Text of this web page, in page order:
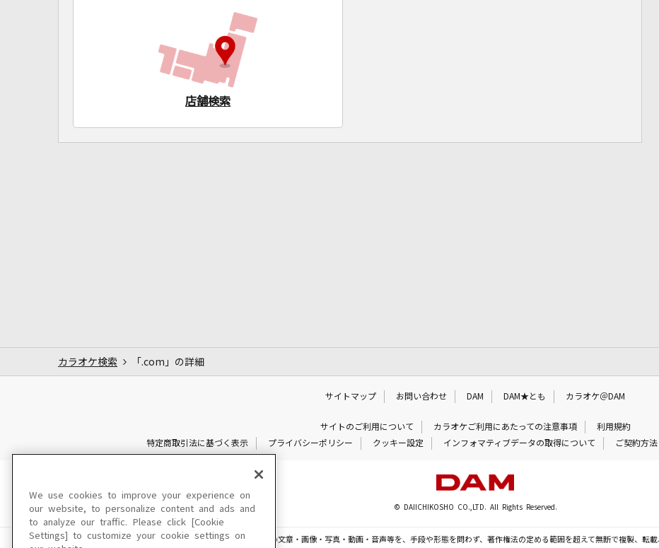
店舗検索
カラオケ検索 「.com」の詳細
サイトマップ お問い合わせ DAM DAM★とも カラオケ＠DAM
サイトのご利用について カラオケご利用にあたっての注意事項
利用規約
特定商取引法に基づく表示
プライバシーポリシー クッキー設定 インフォマティブデータの取得について ご契約方法
© DAIICHIKOSHO CO.,LTD. All Rights Reserved.
このサイトに掲載されている一切の文章・画像・写真・動画・音声等を、手段や形態を問わず、著作権法の定める範囲を超えて無断で複製、転
We use cookies to improve your experience on
our website, to personalize content and ads and
to analyze our traffic. Please click [Cookie
Settings] to customize your cookie settings on